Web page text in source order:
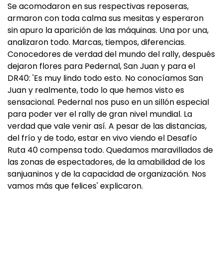
Se acomodaron en sus respectivas reposeras,
armaron con toda calma sus mesitas y esperaron
sin apuro la aparición de las máquinas. Una por una,
analizaron todo. Marcas, tiempos, diferencias.
Conocedores de verdad del mundo del rally, después
dejaron flores para Pedernal, San Juan y para el
DR40: 'Es muy lindo todo esto. No conocíamos San
Juan y realmente, todo lo que hemos visto es
sensacional. Pedernal nos puso en un sillón especial
para poder ver el rally de gran nivel mundial. La
verdad que vale venir así. A pesar de las distancias,
del frío y de todo, estar en vivo viendo el Desafío
Ruta 40 compensa todo. Quedamos maravillados de
las zonas de espectadores, de la amabilidad de los
sanjuaninos y de la capacidad de organización. Nos
vamos más que felices' explicaron.